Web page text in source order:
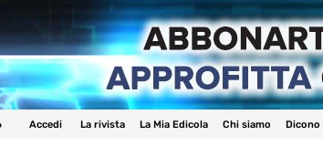
Accedi La rivista La Mia Edicola Chi siamo Dicono